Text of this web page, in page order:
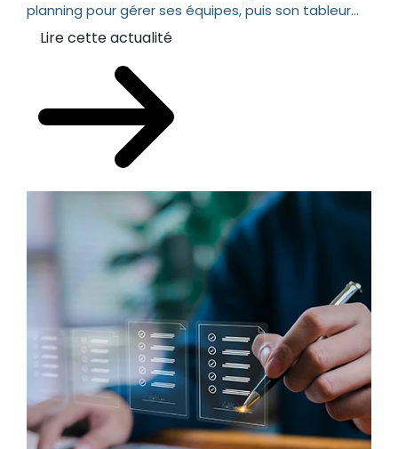
planning pour gérer ses équipes, puis son tableur...
Lire cette actualité